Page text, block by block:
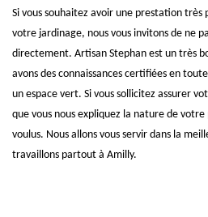
Si vous souhaitez avoir une prestation
votre jardinage, nous vous invitons de ne
directement. Artisan Stephan est un très
avons des connaissances certifiées en
un espace vert. Si vous sollicitez assurer
que vous nous expliquez la nature de
voulus. Nous allons vous servir dans la
travaillons partout à Amilly.